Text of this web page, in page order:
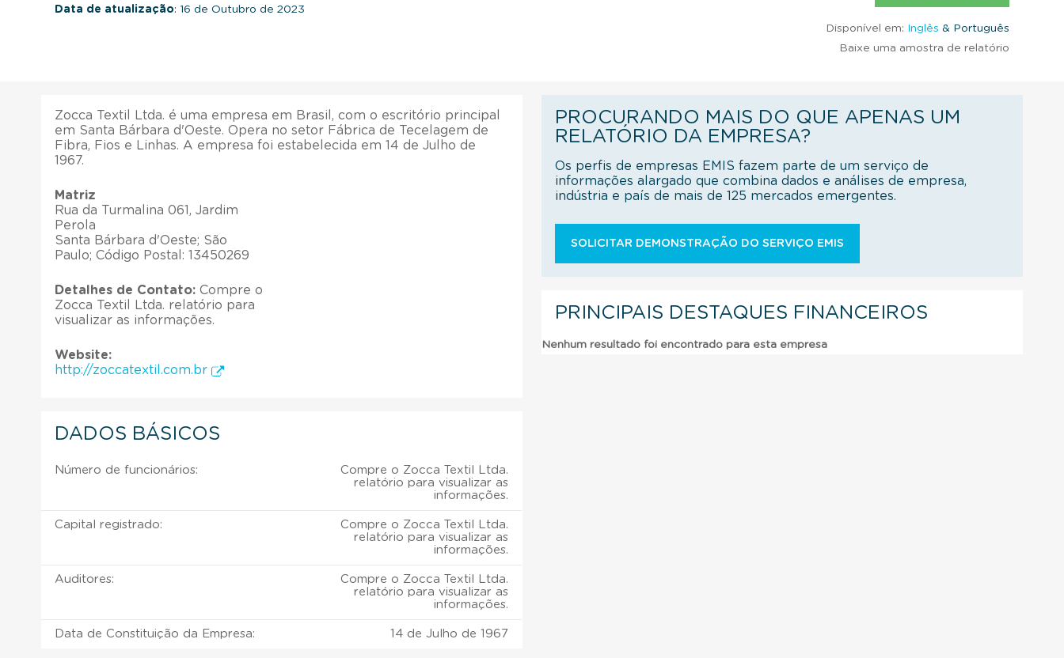
Data de atualização: 16 de Outubro de 2023
Disponível em: Inglês & Português
Baixe uma amostra de relatório
Zocca Textil Ltda. é uma empresa em Brasil, com o escritório principal
em Santa Bárbara d'Oeste. Opera no setor Fábrica de Tecelagem de
Fibra, Fios e Linhas. A empresa foi estabelecida em 14 de Julho de
1967.
Matriz
Rua da Turmalina 061, Jardim
Perola
Santa Bárbara d'Oeste; São
Paulo; Código Postal: 13450269
Detalhes de Contato: Compre o
Zocca Textil Ltda. relatório para
visualizar as informações.
Website:
http://zoccatextil.com.br
DADOS BÁSICOS
Número de funcionários:
Compre o Zocca Textil Ltda.
relatório para visualizar as
informações.
Capital registrado:
Compre o Zocca Textil Ltda.
relatório para visualizar as
informações.
Auditores:
Compre o Zocca Textil Ltda.
relatório para visualizar as
informações.
Data de Constituição da Empresa: 14 de Julho de 1967
PROCURANDO MAIS DO QUE APENAS UM
RELATÓRIO DA EMPRESA?
Os perfis de empresas EMIS fazem parte de um serviço de
informações alargado que combina dados e análises de empresa,
indústria e país de mais de 125 mercados emergentes.
SOLICITAR DEMONSTRAÇÃO DO SERVIÇO EMIS
PRINCIPAIS DESTAQUES FINANCEIROS
Nenhum resultado foi encontrado para esta empresa